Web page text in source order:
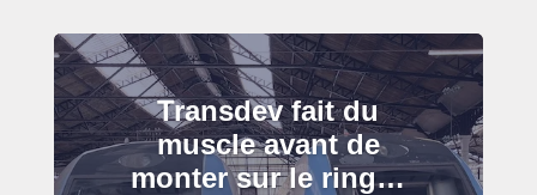
Transdev fait du
muscle avant de
monter sur le ring…